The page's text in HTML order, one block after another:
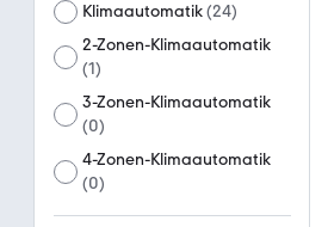
Klimaautomatik(24)
2-Zonen-Klimaautomatik
(1)
3-Zonen-Klimaautomatik
(0)
4-Zonen-Klimaautomatik
(0)